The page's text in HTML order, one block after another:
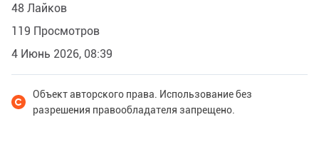
48 Лайков
119 Просмотров
4 Июнь 2026, 08:39
Объект авторского права. Использование без
разрешения правообладателя запрещено.